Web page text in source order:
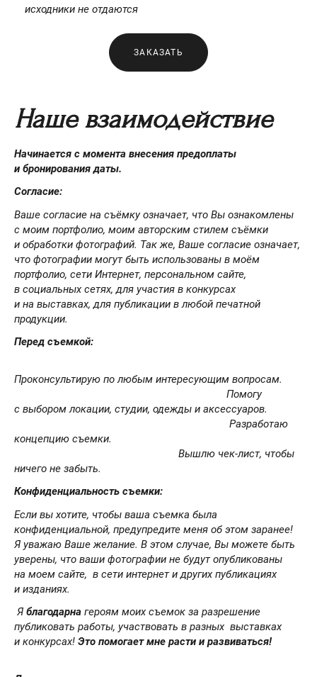
исходники не отдаются
ЗАКАЗАТЬ
Наше взаимодействие
Начинается с момента внесения предоплаты
и бронирования даты.
Согласие:
Ваше согласие на съёмку означает, что Вы ознакомлены
с моим портфолио, моим авторским стилем съёмки
и обработки фотографий. Так же, Ваше согласие означает,
что фотографии могут быть использованы в моём
портфолио, сети Интернет, персональном сайте,
в социальных сетях, для участия в конкурсах
и на выставках, для публикации в любой печатной
продукции.
Перед съемкой:
Проконсультирую по любым интересующим вопросам.
Помогу
с выбором локации, студии, одежды и аксессуаров.
Разработаю
концепцию съемки.
Вышлю чек-лист, чтобы
ничего не забыть.
Конфиденциальность съемки:
Если вы хотите, чтобы ваша съемка была
конфиденциальной, предупредите меня об этом заранее!
Я уважаю Ваше желание. В этом случае, Вы можете быть
уверены, что ваши фотографии не будут опубликованы
на моем сайте, в сети интернет и других публикациях
и изданиях.
Я благодарна героям моих съемок за разрешение
публиковать работы, участвовать в разных выставках
и конкурсах! Это помогает мне расти и развиваться!